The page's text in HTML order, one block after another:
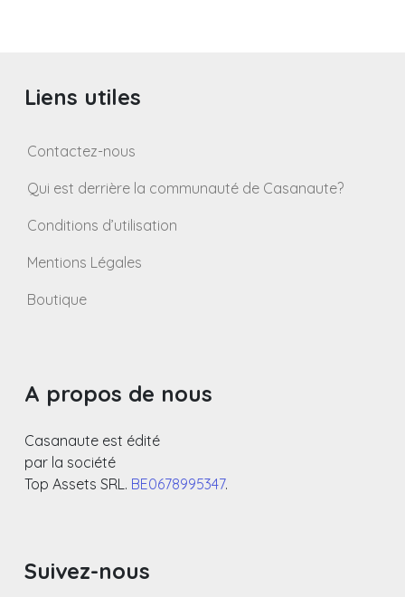
Liens utiles
Contactez-nous
Qui est derrière la communauté de Casanaute?
Conditions d’utilisation
Mentions Légales
Boutique
A propos de nous
Casanaute est édité
par la société
Top Assets SRL. BE0678995347.
Suivez-nous